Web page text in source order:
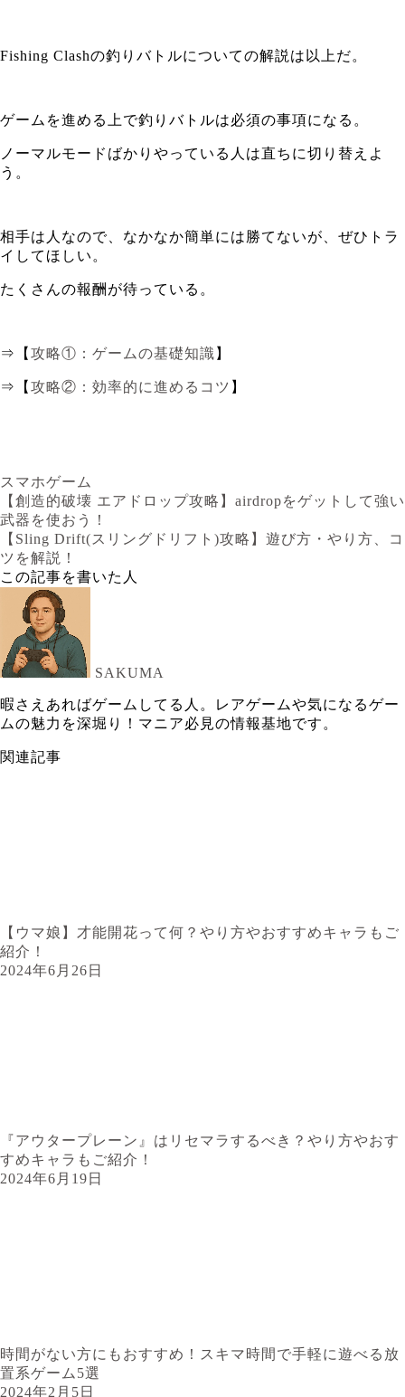
Fishing Clashの釣りバトルについての解説は以上だ。
ゲームを進める上で釣りバトルは必須の事項になる。
ノーマルモードばかりやっている人は直ちに切り替えよ
う。
相手は人なので、なかなか簡単には勝てないが、ぜひトラ
イしてほしい。
たくさんの報酬が待っている。
⇒【 攻略①：ゲームの基礎知識 】
⇒【 攻略②： 効率的に進めるコツ 】
スマホゲーム
【創造的破壊 エアドロップ攻略】airdropをゲットして強い
武器を使おう！
【Sling Drift(スリングドリフト)攻略】遊び方・やり方、コ
ツを解説！
この記事を書いた人
SAKUMA
暇さえあればゲームしてる人。レアゲームや気になるゲー
ムの魅力を深堀り！マニア必見の情報基地です。
関連記事
【ウマ娘】才能開花って何？やり方やおすすめキャラもご
紹介！
2024年6月26日
『アウタープレーン』はリセマラするべき？やり方やおす
すめキャラもご紹介！
2024年6月19日
時間がない方にもおすすめ！スキマ時間で手軽に遊べる放
置系ゲーム5選
2024年2月5日